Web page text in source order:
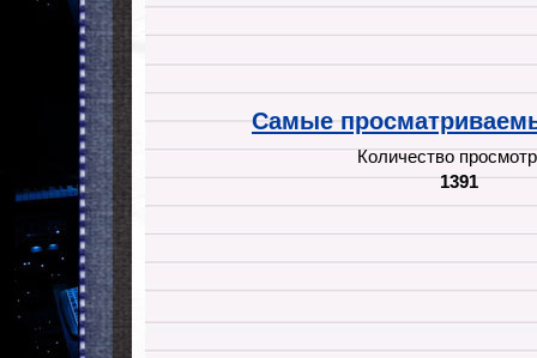
Самые
Количество
1391